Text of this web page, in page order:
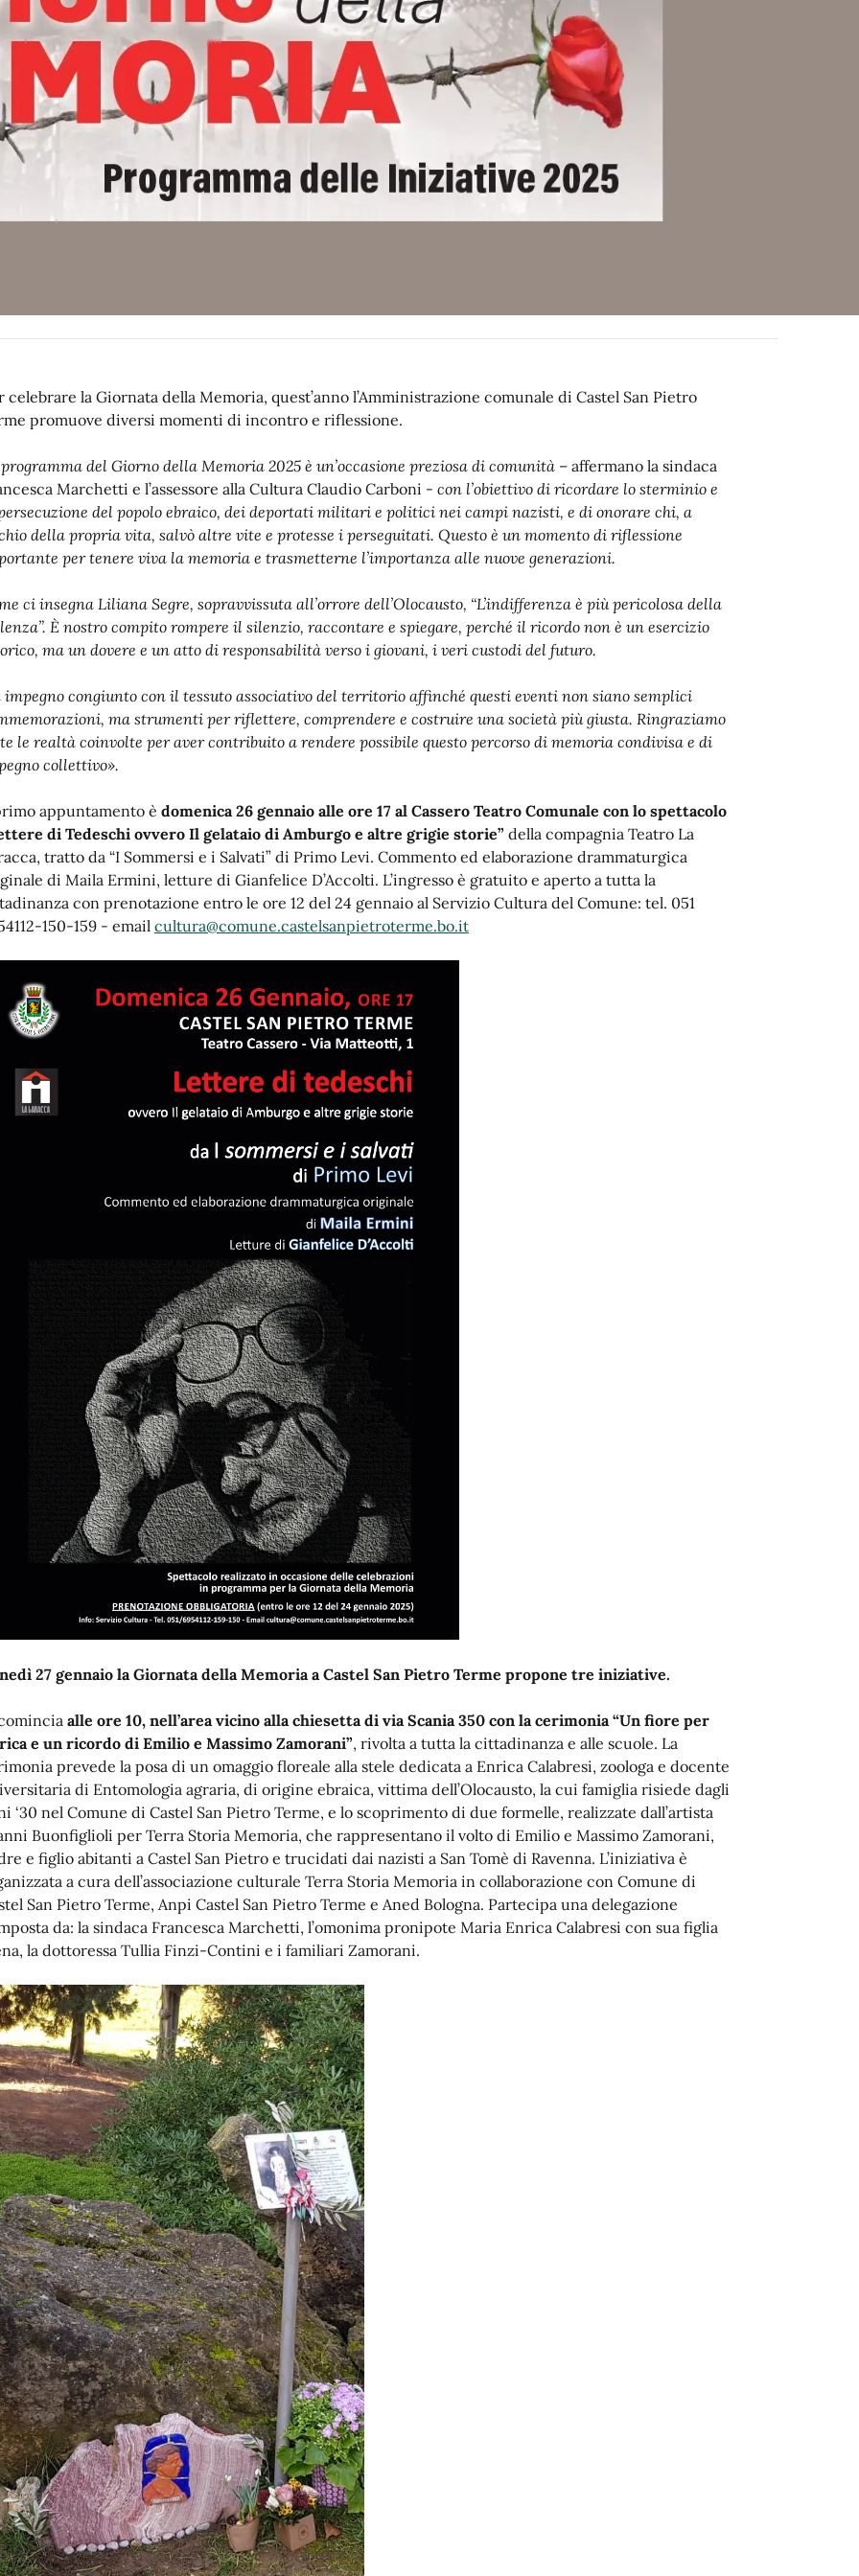
celebrare la Giornata della Memoria, quest’anno l’Amministrazione comunale di Castel San Pietro
promuove diversi momenti di incontro e riflessione.
del Giorno della Memoria 2025 è un’occasione preziosa di comunità – affermano la sindaca
Marchetti e l’assessore alla Cultura Claudio Carboni - con l’obiettivo di ricordare lo sterminio e
del popolo ebraico, dei deportati militari e politici nei campi nazisti, e di onorare chi, a
della propria vita, salvò altre vite e protesse i perseguitati. Questo è un momento di riflessione
per tenere viva la memoria e trasmetterne l’importanza alle nuove generazioni.
ci insegna Liliana Segre, sopravvissuta all’orrore dell’Olocausto, “L’indifferenza è più pericolosa della
È nostro compito rompere il silenzio, raccontare e spiegare, perché il ricordo non è un esercizio
ma un dovere e un atto di responsabilità verso i giovani, i veri custodi del futuro.
impegno congiunto con il tessuto associativo del territorio affinché questi eventi non siano semplici
ma strumenti per riflettere, comprendere e costruire una società più giusta. Ringraziamo
le realtà coinvolte per aver contribuito a rendere possibile questo percorso di memoria condivisa e di
collettivo».
appuntamento è domenica 26 gennaio alle ore 17 al Cassero Teatro Comunale con lo spettacolo
di Tedeschi ovvero Il gelataio di Amburgo e altre grigie storie” della compagnia Teatro La
tratto da “I Sommersi e i Salvati” di Primo Levi. Commento ed elaborazione drammaturgica
di Maila Ermini, letture di Gianfelice D’Accolti. L’ingresso è gratuito e aperto a tutta la
con prenotazione entro le ore 12 del 24 gennaio al Servizio Cultura del Comune: tel. 051
150-159 - email cultura@comune.castelsanpietroterme.bo.it
27 gennaio la Giornata della Memoria a Castel San Pietro Terme propone tre iniziative.
alle ore 10, nell’area vicino alla chiesetta di via Scania 350 con la cerimonia “Un fiore per
e un ricordo di Emilio e Massimo Zamorani”, rivolta a tutta la cittadinanza e alle scuole. La
prevede la posa di un omaggio floreale alla stele dedicata a Enrica Calabresi, zoologa e docente
di Entomologia agraria, di origine ebraica, vittima dell’Olocausto, la cui famiglia risiede dagli
‘30 nel Comune di Castel San Pietro Terme, e lo scoprimento di due formelle, realizzate dall’artista
Buonfiglioli per Terra Storia Memoria, che rappresentano il volto di Emilio e Massimo Zamorani,
e figlio abitanti a Castel San Pietro e trucidati dai nazisti a San Tomè di Ravenna. L’iniziativa è
a cura dell’associazione culturale Terra Storia Memoria in collaborazione con Comune di
San Pietro Terme, Anpi Castel San Pietro Terme e Aned Bologna. Partecipa una delegazione
da: la sindaca Francesca Marchetti, l’omonima pronipote Maria Enrica Calabresi con sua figlia
la dottoressa Tullia Finzi-Contini e i familiari Zamorani.